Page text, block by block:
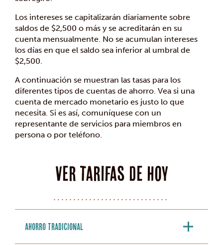
Los intereses se capitalizarán diariamente sobre
saldos de $2,500 o más y se acreditarán en su
cuenta mensualmente. No se acumulan intereses
los días en que el saldo sea inferior al umbral de
$2,500.
A continuación se muestran las tasas para los
diferentes tipos de cuentas de ahorro. Vea si una
cuenta de mercado monetario es justo lo que
necesita. Si es así, comuníquese con un
representante de servicios para miembros en
persona o por teléfono.
Ver tarifas de hoy
Ahorro tradicional